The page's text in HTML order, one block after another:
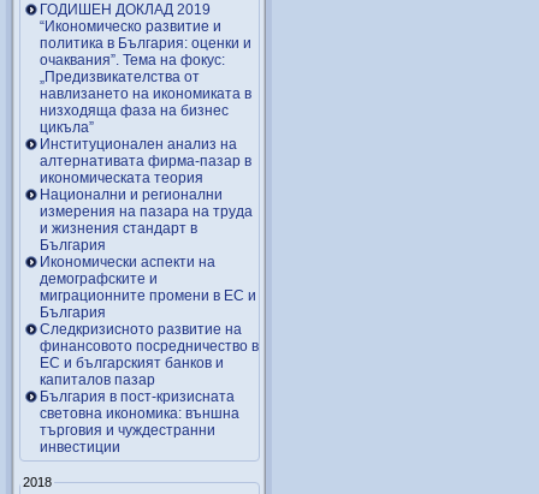
ГОДИШЕН ДОКЛАД 2019
“Икономическо развитие и
политика в България: оценки и
очаквания”. Тема на фокус:
„Предизвикателства от
навлизането на икономиката в
низходяща фаза на бизнес
цикъла”
Институционален анализ на
алтернативата фирма-пазар в
икономическата теория
Национални и регионални
измерения на пазара на труда
и жизнения стандарт в
България
Икономически аспекти на
демографските и
миграционните промени в ЕС и
България
Следкризисното развитие на
финансовото посредничество в
ЕС и българският банков и
капиталов пазар
България в пост-кризисната
световна икономика: външна
търговия и чуждестранни
инвестиции
2018